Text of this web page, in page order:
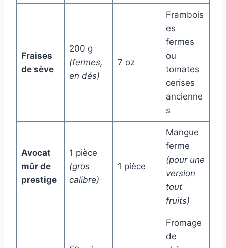
Fraises
de sève
200 g
(fermes,
en dés)
7 oz
Frambois
es
fermes
ou
tomates
cerises
ancienne
s
Avocat
mûr de
prestige
1 pièce
(gros
calibre)
1 pièce
Mangue
ferme
(pour une
version
tout
fruits)
Fromage
de